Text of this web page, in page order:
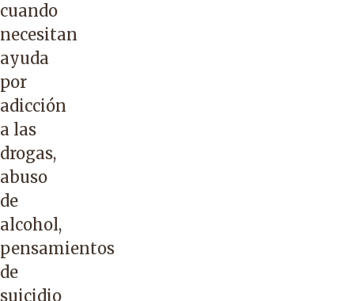
cuando
necesitan
ayuda
por
adicción
a las
drogas,
abuso
de
alcohol,
pensamientos
de
suicidio